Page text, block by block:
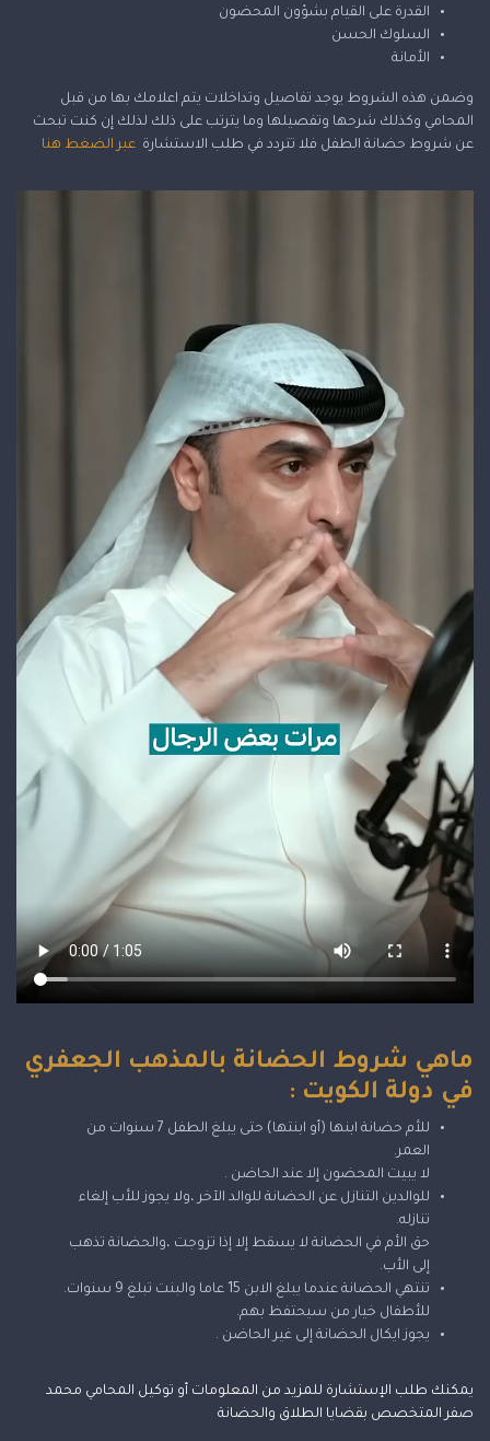
القدرة على القيام بشؤون المحضون
السلوك الحسن
الأمانة
وضمن هذه الشروط يوجد تفاصيل وتداخلات يتم اعلامك بها من قبل
المحامي وكذلك شرحها وتفصيلها وما يترتب على ذلك لذلك إن كنت تبحث
عن شروط حضانة الطفل فلا تتردد في طلب الاستشارة عبر الضغط هنا
ماهي شروط الحضانة بالمذهب الجعفري
في دولة الكويت :
للأم حضانة ابنها (أو ابنتها) حتى يبلغ الطفل 7 سنوات من
العمر.
لا يبيت المحضون إلا عند الحاضن .
للوالدين التنازل عن الحضانة للوالد الآخر ،ولا يجوز للأب إلغاء
تنازله.
حق الأم في الحضانة لا يسقط إلا إذا تزوجت ،والحضانة تذهب
إلى الأب.
تنتهي الحضانة عندما يبلغ الابن 15 عاما والبنت تبلغ 9 سنوات.
للأطفال خيار من سيحتفظ بهم.
يجوز ايكال الحضانة إلى غير الحاضن .
يمكنك طلب الإستشارة للمزيد من المعلومات أو توكيل المحامي محمد
صفر المتخصص بقضايا الطلاق والحضانة